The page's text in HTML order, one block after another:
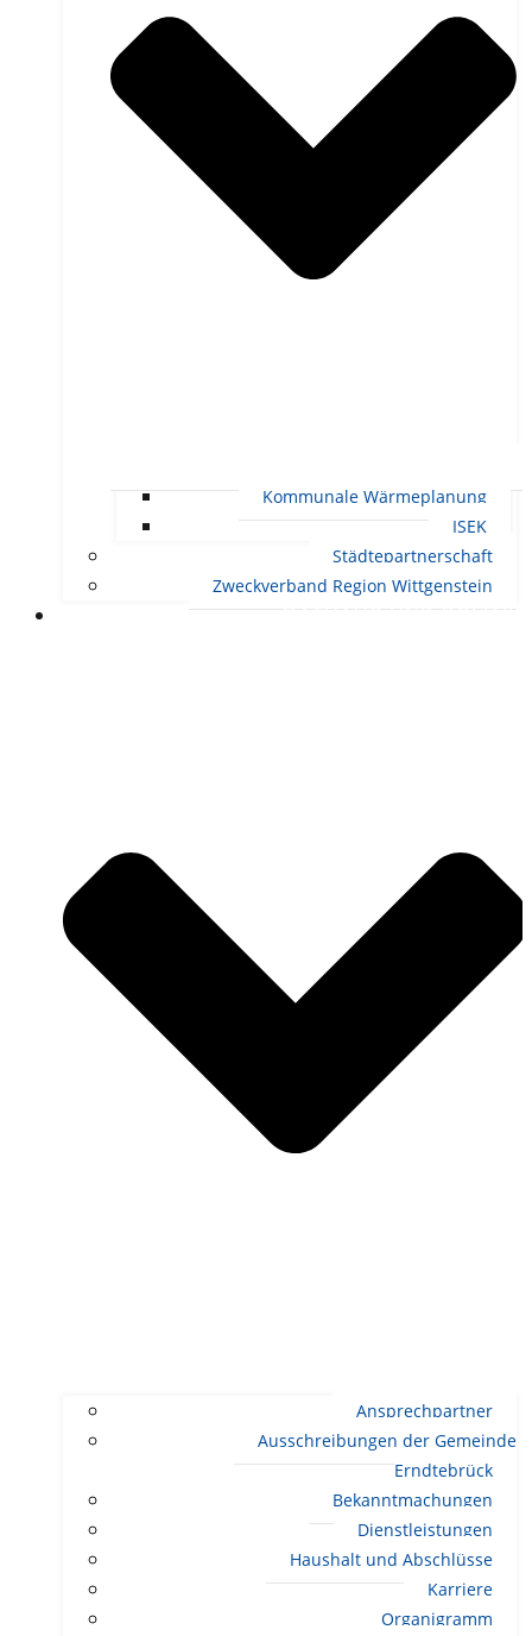
Kommunale Wärmeplanung
ISEK
Städtepartnerschaft
Zweckverband Region Wittgenstein
RATHAUS UND POLITIK
Ansprechpartner
Ausschreibungen der Gemeinde
Erndtebrück
Bekanntmachungen
Dienstleistungen
Haushalt und Abschlüsse
Karriere
Organigramm